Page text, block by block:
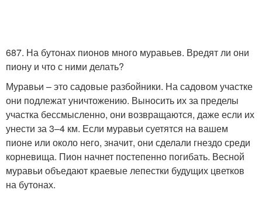
687. На бутонах пионов много муравьев. Вредят ли они
пиону и что с ними делать?
Муравьи – это садовые разбойники. На садовом участке
они подлежат уничтожению. Выносить их за пределы
участка бессмысленно, они возвращаются, даже если их
унести за 3–4 км. Если муравьи суетятся на вашем
пионе или около него, значит, они сделали гнездо среди
корневища. Пион начнет постепенно погибать. Весной
муравьи объедают краевые лепестки будущих цветков
на бутонах.